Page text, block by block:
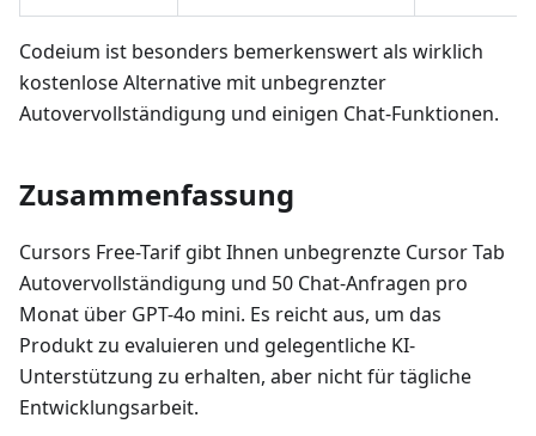
Codeium ist besonders bemerkenswert als wirklich
kostenlose Alternative mit unbegrenzter
Autovervollständigung und einigen Chat-Funktionen.
Zusammenfassung
Cursors Free-Tarif gibt Ihnen unbegrenzte Cursor Tab
Autovervollständigung und 50 Chat-Anfragen pro
Monat über GPT-4o mini. Es reicht aus, um das
Produkt zu evaluieren und gelegentliche KI-
Unterstützung zu erhalten, aber nicht für tägliche
Entwicklungsarbeit.